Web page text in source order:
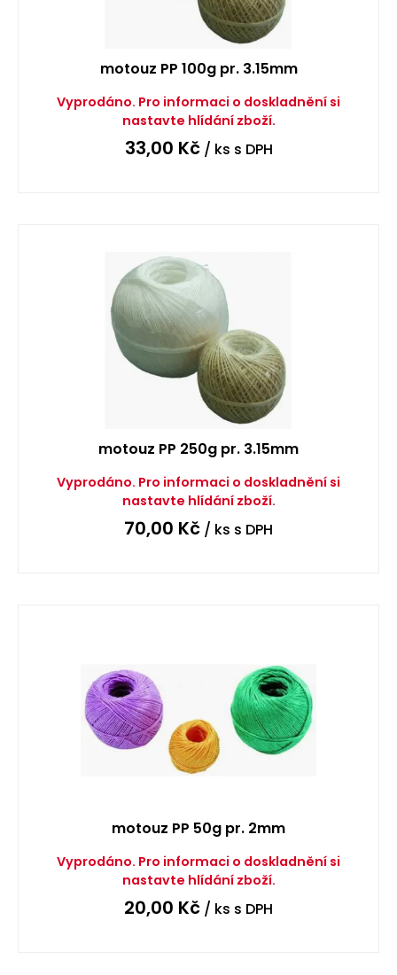
motouz PP 100g pr. 3.15mm
Vyprodáno. Pro informaci o doskladnění si
nastavte hlídání zboží.
33,00 Kč/ ks s DPH
motouz PP 250g pr. 3.15mm
Vyprodáno. Pro informaci o doskladnění si
nastavte hlídání zboží.
70,00 Kč / ks s DPH
motouz PP 50g pr. 2mm
Vyprodáno. Pro informaci o doskladnění si
nastavte hlídání zboží.
20,00 Kč / ks s DPH